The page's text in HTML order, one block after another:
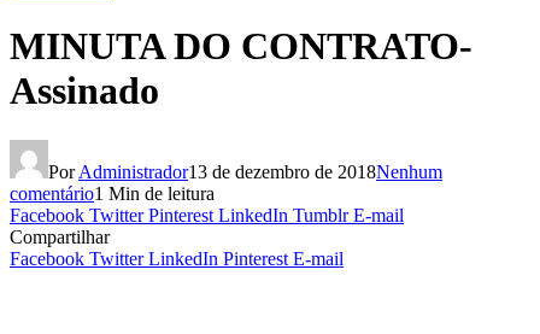
MINUTA DO CONTRATO-
Assinado
Por Administrador13 de dezembro de 2018Nenhum
comentário1 Min de leitura
Facebook Twitter Pinterest LinkedIn Tumblr E-mail
Compartilhar
Facebook Twitter LinkedIn Pinterest E-mail